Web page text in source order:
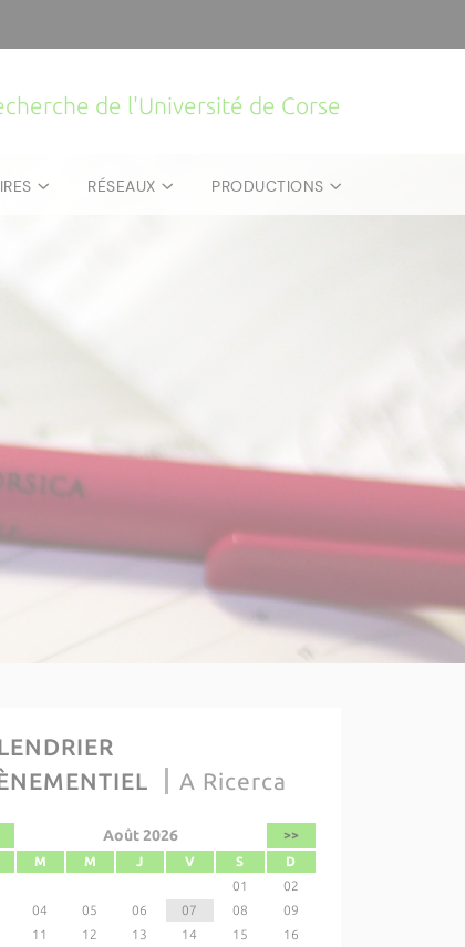
de l'Université de Corse
RÉSEAUX PRODUCTIONS
A Ricerca
Août 2026
>>
M M J V S
D
01
02
04 05 06 07 08
09
11 12 13 14 15
16